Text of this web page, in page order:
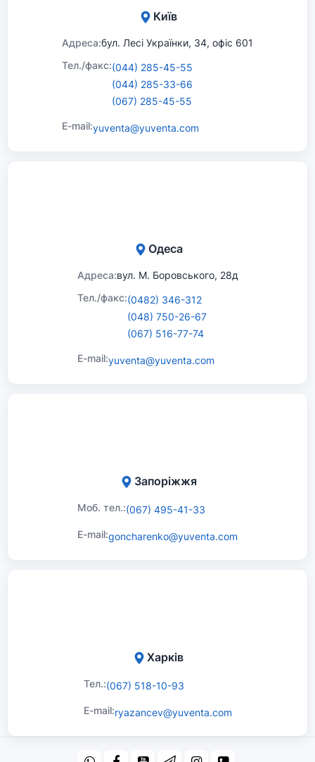
Київ
Адреса:бул. Лесі Українки, 34, офіс 601
Тел./факс:(044) 285-45-55
(044) 285-33-66
(067) 285-45-55
E-mail:yuventa@yuventa.com
Одеса
Адреса:вул. М. Боровського, 28д
Тел./факс:(0482) 346-312
(048) 750-26-67
(067) 516-77-74
E-mail:yuventa@yuventa.com
Запоріжжя
Моб. тел.:(067) 495-41-33
E-mail:goncharenko@yuventa.com
Харків
Тел.:(067) 518-10-93
E-mail:ryazancev@yuventa.com